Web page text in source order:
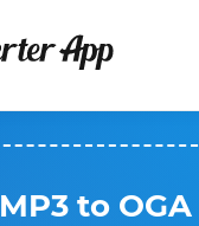
MP3 to OGA